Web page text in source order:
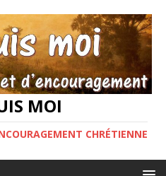
MOI
CHRÉTIENNE